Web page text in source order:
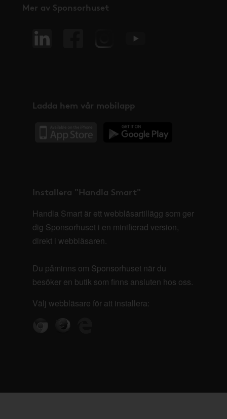
Mer av Sponsorhuset
Ladda hem vår mobilapp
Installera "Handla Smart"
Handla Smart är ett webbläsartillägg som ger
dig Sponsorhuset i en minifierad version,
direkt i webbläsaren.
Du påminns om Sponsorhuset när du
besöker en butik som finns ansluten hos oss.
Välj webbläsare för att installera: